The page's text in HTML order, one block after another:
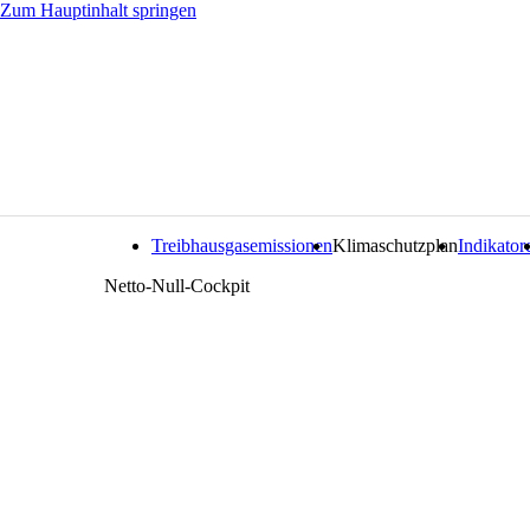
Zum Hauptinhalt springen
TreibhausgasemissionenKlimaschutzplan
Netto-Null-Cockpit